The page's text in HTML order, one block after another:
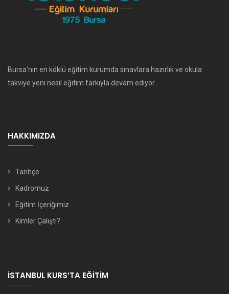
Bursa'nın en köklü eğitim kurumda sınavlara hazırlık ve okula
takviye yeni nesil eğitim farkıyla devam ediyor.
HAKKIMIZDA
Tarihçe
Kadromuz
Eğitim İçeriğimiz
Kimler Çalıştı?
İSTANBUL KURS’TA EĞITIM